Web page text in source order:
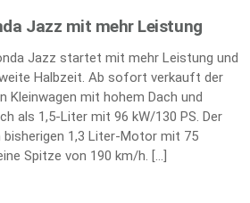
Jazz mit mehr Leistung
Jazz startet mit mehr Leistung und
Halbzeit. Ab sofort verkauft der
Kleinwagen mit hohem Dach und
als 1,5-Liter mit 96 kW/130 PS. Der
bisherigen 1,3 Liter-Motor mit 75
Spitze von 190 km/h. […]